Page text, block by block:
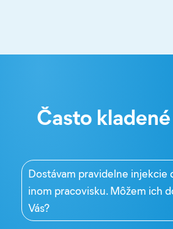
Často
Dostávam pravidelne injekcie
inom pracovisku. Môžem ich
Vás?